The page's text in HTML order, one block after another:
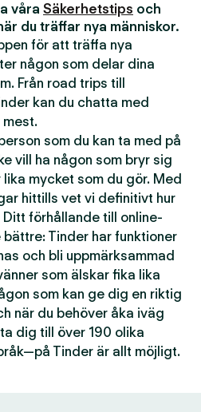
våra Säkerhetstips och
du träffar nya människor.
för att träffa nya
någon som delar dina
Från road trips till
kan du chatta med
som du kan ta med på
vill ha någon som bryr sig
mycket som du gör. Med
hittills vet vi definitivt hur
förhållande till online-
Tinder har funktioner
och bli uppmärksammad
som älskar fika lika
som kan ge dig en riktig
när du behöver åka iväg
dig till över 190 olika
Tinder är allt möjligt.